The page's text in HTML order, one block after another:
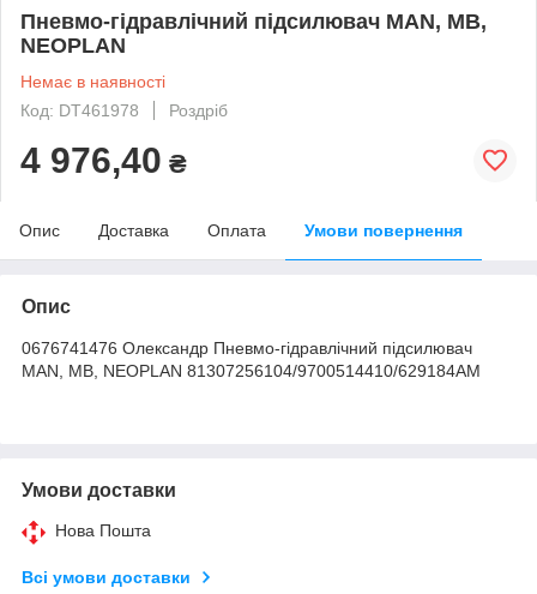
Пневмо-гідравлічний підсилювач MAN, MB,
NEOPLAN
Немає в наявності
Код: DT461978
Роздріб
4 976,40 ₴
Опис Доставка Оплата Умови повернення
Опис
0676741476 Олександр Пневмо-гідравлічний підсилювач
MAN, MB, NEOPLAN 81307256104/9700514410/629184AM
Умови доставки
Нова Пошта
Всі умови доставки